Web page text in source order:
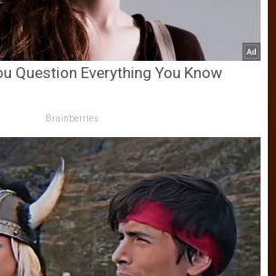
Question Everything You Know
Brainberries